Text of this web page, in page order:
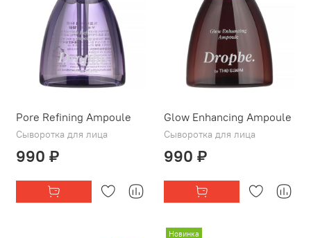
Pore Refining Ampoule
Сыворотка для лица
990 ₽
Glow Enhancing Ampoule
Сыворотка для лица
990 ₽
Новинка